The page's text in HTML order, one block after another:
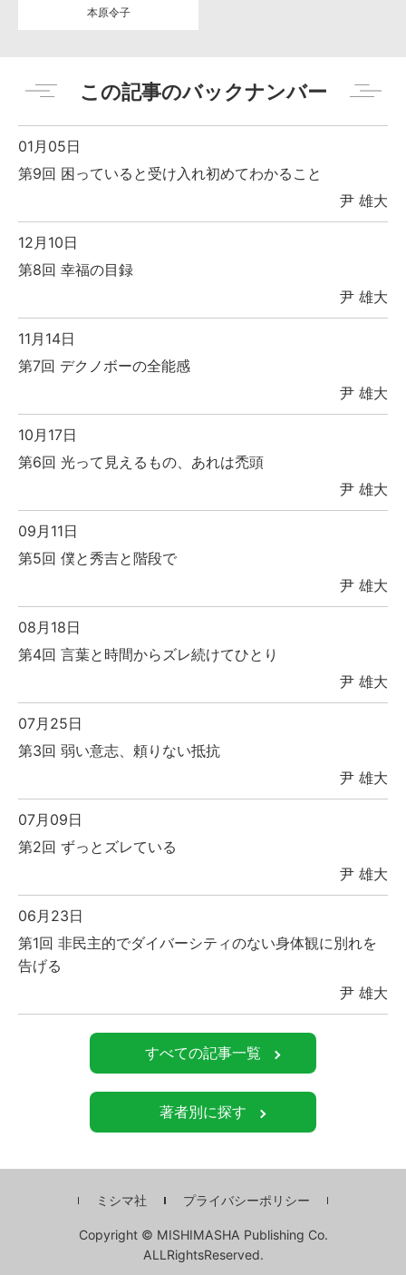
本原令子
この記事のバックナンバー
01月05日
第9回 困っていると受け入れ初めてわかること
尹 雄大
12月10日
第8回 幸福の目録
尹 雄大
11月14日
第7回 デクノボーの全能感
尹 雄大
10月17日
第6回 光って見えるもの、あれは禿頭
尹 雄大
09月11日
第5回 僕と秀吉と階段で
尹 雄大
08月18日
第4回 言葉と時間からズレ続けてひとり
尹 雄大
07月25日
第3回 弱い意志、頼りない抵抗
尹 雄大
07月09日
第2回 ずっとズレている
尹 雄大
06月23日
第1回 非民主的でダイバーシティのない身体観に別れを
告げる
尹 雄大
すべての記事一覧
著者別に探す
ミシマ社 プライバシーポリシー
Copyright © MISHIMASHA Publishing Co.
ALLRightsReserved.